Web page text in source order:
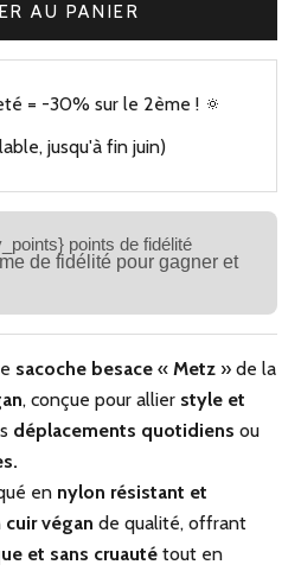
AU PANIER
= -30% sur le 2ème ! 🔅
jusqu'à fin juin)
points de fidélité
de fidélité pour gagner et
sacoche besace « Metz » de la
, conçue pour allier style et
déplacements quotidiens ou
en nylon résistant et
cuir végan de qualité, offrant
et sans cruauté tout en